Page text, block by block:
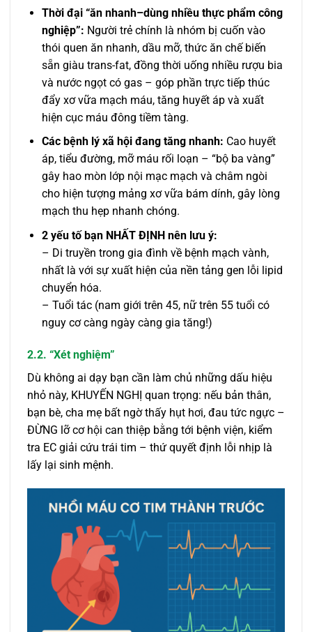
Thời đại “ăn nhanh–dùng nhiều thực phẩm công
nghiệp”: Người trẻ chính là nhóm bị cuốn vào
thói quen ăn nhanh, dầu mỡ, thức ăn chế biến
sẵn giàu trans-fat, đồng thời uống nhiều rượu bia
và nước ngọt có gas – góp phần trực tiếp thúc
đẩy xơ vữa mạch máu, tăng huyết áp và xuất
hiện cục máu đông tiềm tàng.
Các bệnh lý xã hội đang tăng nhanh: Cao huyết
áp, tiểu đường, mỡ máu rối loạn – “bộ ba vàng”
gây hao mòn lớp nội mạc mạch và châm ngòi
cho hiện tượng mảng xơ vữa bám dính, gây lòng
mạch thu hẹp nhanh chóng.
2 yếu tố bạn NHẤT ĐỊNH nên lưu ý:
– Di truyền trong gia đình về bệnh mạch vành,
nhất là với sự xuất hiện của nền tảng gen lỗi lipid
chuyển hóa.
– Tuổi tác (nam giới trên 45, nữ trên 55 tuổi có
nguy cơ càng ngày càng gia tăng!)
2.2. “Xét nghiệm”
Dù không ai dạy bạn cần làm chủ những dấu hiệu
nhỏ này, KHUYẾN NGHỊ quan trọng: nếu bản thân,
bạn bè, cha mẹ bất ngờ thấy hụt hơi, đau tức ngực –
ĐỪNG lỡ cơ hội can thiệp bằng tới bệnh viện, kiểm
tra EC giải cứu trái tim – thứ quyết định lỗi nhịp là
lấy lại sinh mệnh.